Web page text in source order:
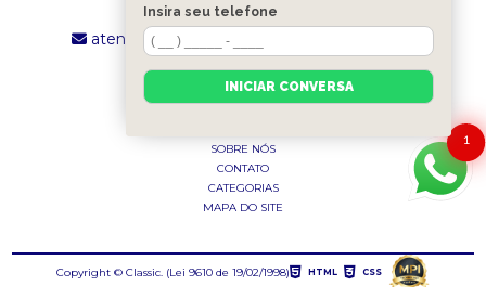
(11) 2241-8434
atendimento.classictexturas@outlook.com
MENU
SOBRE NÓS
CONTATO
CATEGORIAS
MAPA DO SITE
Copyright © Classic. (Lei 9610 de 19/02/1998) HTML CSS
1
Insira seu telefone
INICIAR CONVERSA